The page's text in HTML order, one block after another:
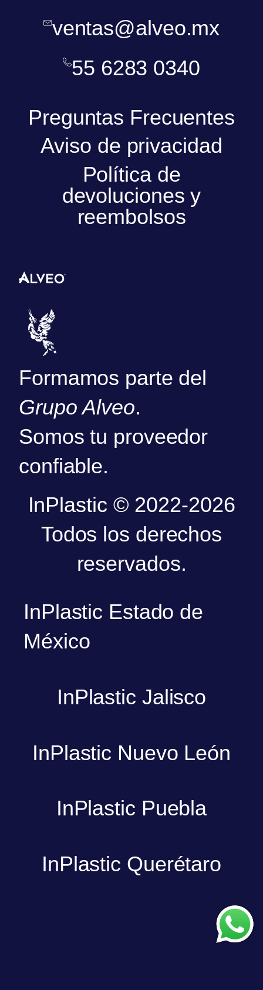
ventas@alveo.mx
55 6283 0340
Preguntas Frecuentes
Aviso de privacidad
Política de
devoluciones y
reembolsos
Formamos parte del
Grupo Alveo.
Somos tu proveedor
confiable.
InPlastic © 2022-2026
Todos los derechos
reservados.
InPlastic Estado de
México
InPlastic Jalisco
InPlastic Nuevo León
InPlastic Puebla
InPlastic Querétaro